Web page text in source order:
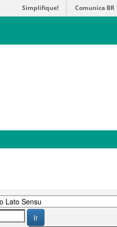
Simplifique! Comunica BR